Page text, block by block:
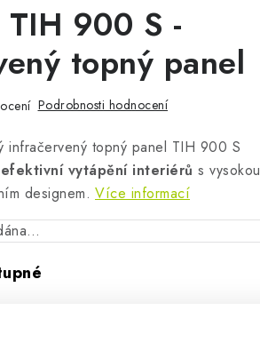
TIH 900 S -
topný panel
Podrobnosti hodnocení
infračervený topný panel TIH 900 S
vytápění interiérů s vysokou
designem. Více informací